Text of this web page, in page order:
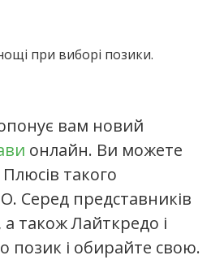
при виборі позики.
вам новий
онлайн. Ви можете
такого
Серед представників
також Лайткредо і
позик і обирайте свою.